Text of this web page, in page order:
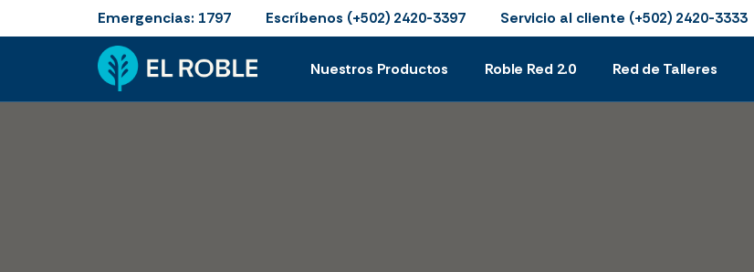
Emergencias: 1797 Escríbenos (+502) 2420-3397 Servicio al cliente (+502) 2420-3333
Nuestros Productos Roble Red 2.0 Red de Talleres